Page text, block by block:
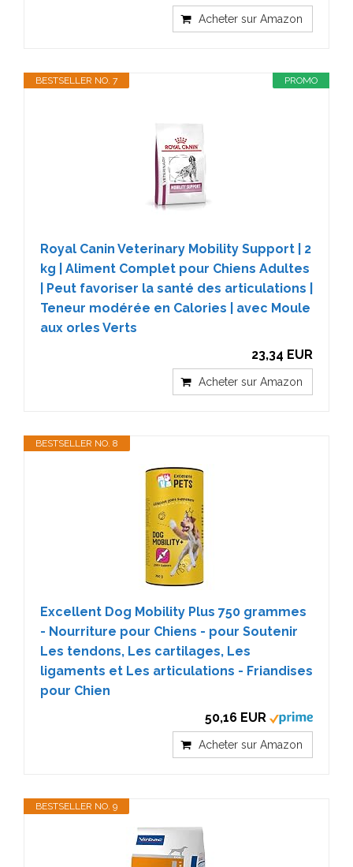
Acheter sur Amazon
PROMO
BESTSELLER NO. 7
Royal Canin Veterinary Mobility Support | 2
kg | Aliment Complet pour Chiens Adultes
| Peut favoriser la santé des articulations |
Teneur modérée en Calories | avec Moule
aux orles Verts
23,34 EUR
Acheter sur Amazon
BESTSELLER NO. 8
Excellent Dog Mobility Plus 750 grammes
- Nourriture pour Chiens - pour Soutenir
Les tendons, Les cartilages, Les
ligaments et Les articulations - Friandises
pour Chien
50,16 EUR
Acheter sur Amazon
BESTSELLER NO. 9